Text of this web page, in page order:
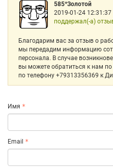
585*Золотой
2019-01-24 12:31:37
поддержал(-а)
Благодарим вас за отзыв о
мы передадим информацию
персонала. В случае
вы можете обратиться к нам
по телефону +79313356369 к
Имя
Email